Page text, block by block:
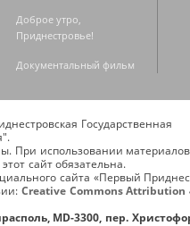
Доброе утро,
Приднестровье!
Документальный фильм
Государственная
При использовании
сайт обязательна.
сайта «Первый
Creative Commons Attribution
MD-3300, пер.